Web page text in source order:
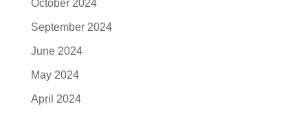
October 2024
September 2024
June 2024
May 2024
April 2024